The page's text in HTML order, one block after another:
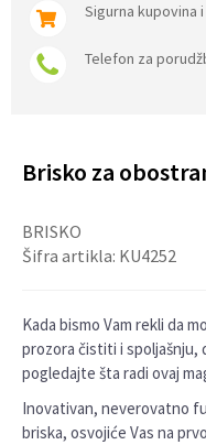
Sigurna kupovina
Telefon za
Brisko za
BRISKO
Šifra artikla: KU4252
Kada bismo Vam rekli da
prozora čistiti i spoljašnju,
pogledajte šta radi ovaj
Inovativan, neverovatno
briska, osvojiće Vas na